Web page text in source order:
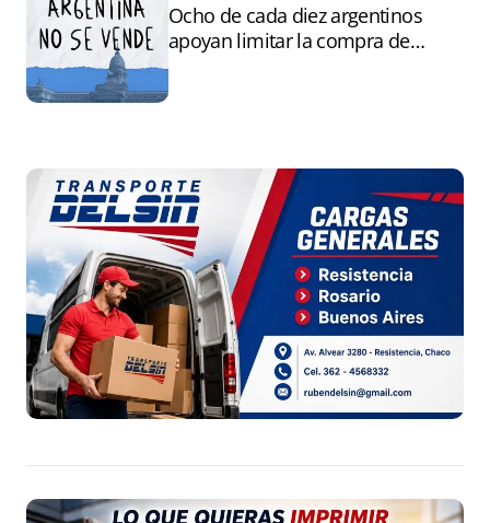
Ocho de cada diez argentinos
apoyan limitar la compra de